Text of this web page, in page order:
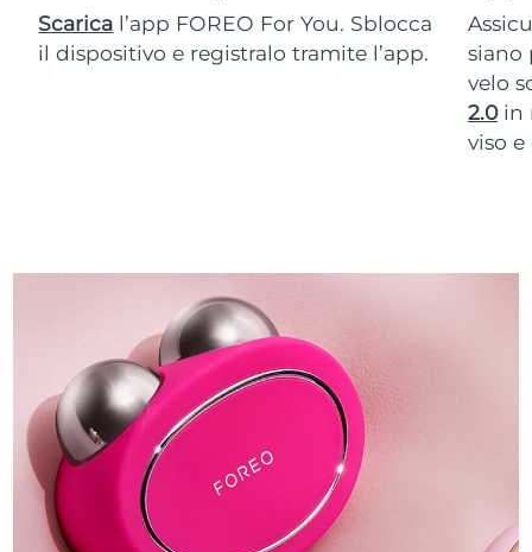
Scarica l’app FOREO For You. Sblocca
il dispositivo e registralo tramite l’app.
siano
velo
2.0in
viso